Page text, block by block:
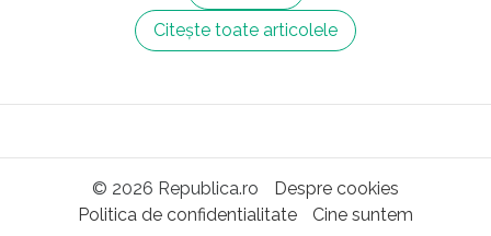
Citește toate articolele
© 2026 Republica.ro
Despre cookies
Politica de confidentialitate
Cine suntem